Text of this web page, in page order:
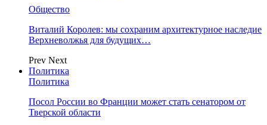
Общество
Виталий Королев: мы сохраним архитектурное наследие
Верхневолжья для будущих…
Prev Next
Политика
Политика
Посол России во Франции может стать сенатором от
Тверской области